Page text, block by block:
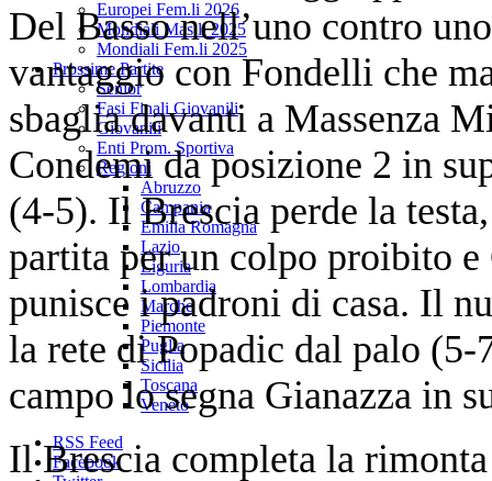
Europei Fem.li 2026
Mondiali Mas.li 2025
Mondiali Fem.li 2025
Prossime Partite
Senior
Fasi Finali Giovanili
Giovanili
Enti Prom. Sportiva
Regioni
Abruzzo
Campania
Emilia Romagna
Lazio
Liguria
Lombardia
Marche
Piemonte
Puglia
Sicilia
Toscana
Veneto
RSS Feed
Facebook
Del Basso nell’uno contro
vantaggio con Fondelli che
sbaglia davanti a Massenza
Condemi da posizione 2 in
(4-5). Il Brescia perde la
partita per un colpo proibito
punisce i padroni di casa. Il
la rete di Popadic dal palo
campo lo segna Gianazza in
Il Brescia completa la